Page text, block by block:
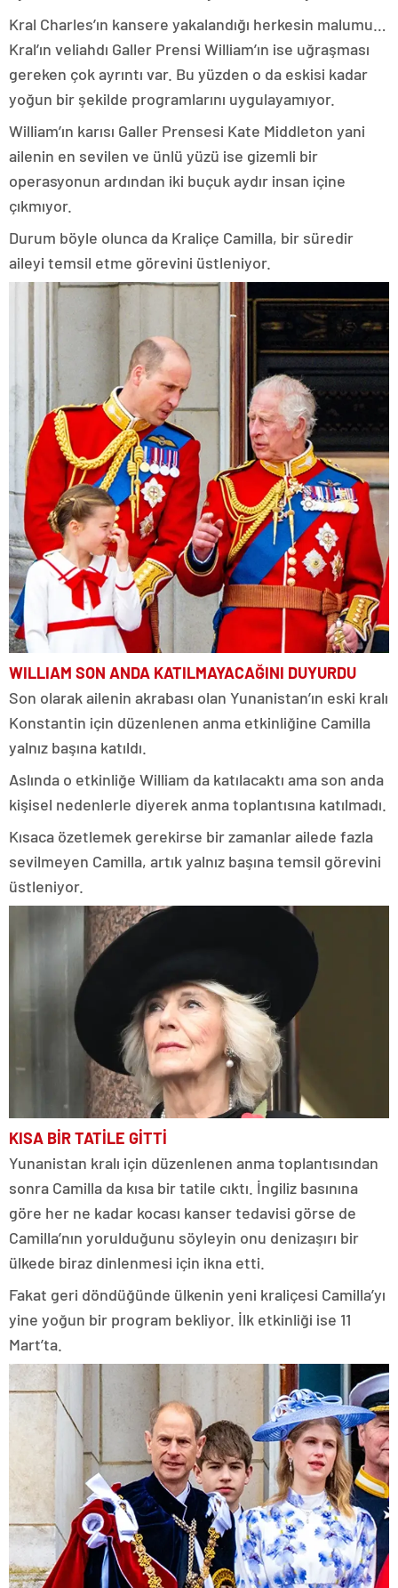
Kral Charles’ın kansere yakalandığı herkesin malumu…
Kral’ın veliahdı Galler Prensi William’ın ise uğraşması
gereken çok ayrıntı var. Bu yüzden o da eskisi kadar
yoğun bir şekilde programlarını uygulayamıyor.
William’ın karısı Galler Prensesi Kate Middleton yani
ailenin en sevilen ve ünlü yüzü ise gizemli bir
operasyonun ardından iki buçuk aydır insan içine
çıkmıyor.
Durum böyle olunca da Kraliçe Camilla, bir süredir
aileyi temsil etme görevini üstleniyor.
WILLIAM SON ANDA KATILMAYACAĞINI DUYURDU
Son olarak ailenin akrabası olan Yunanistan’ın eski kralı
Konstantin için düzenlenen anma etkinliğine Camilla
yalnız başına katıldı.
Aslında o etkinliğe William da katılacaktı ama son anda
kişisel nedenlerle diyerek anma toplantısına katılmadı.
Kısaca özetlemek gerekirse bir zamanlar ailede fazla
sevilmeyen Camilla, artık yalnız başına temsil görevini
üstleniyor.
KISA BİR TATİLE GİTTİ
Yunanistan kralı için düzenlenen anma toplantısından
sonra Camilla da kısa bir tatile cıktı. İngiliz basınına
göre her ne kadar kocası kanser tedavisi görse de
Camilla’nın yorulduğunu söyleyin onu denizaşırı bir
ülkede biraz dinlenmesi için ikna etti.
Fakat geri döndüğünde ülkenin yeni kraliçesi Camilla’yı
yine yoğun bir program bekliyor. İlk etkinliği ise 11
Mart’ta.